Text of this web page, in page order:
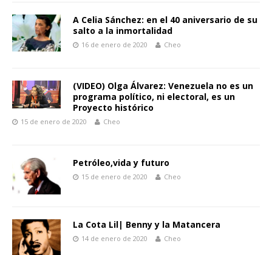
A Celia Sánchez: en el 40 aniversario de su
salto a la inmortalidad
16 de enero de 2020 Cheo
(VIDEO) Olga Álvarez: Venezuela no es un
programa político, ni electoral, es un
Proyecto histórico
15 de enero de 2020 Cheo
Petróleo,vida y futuro
15 de enero de 2020 Cheo
La Cota Lil| Benny y la Matancera
14 de enero de 2020 Cheo